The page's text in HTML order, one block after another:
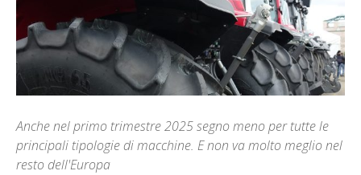
Anche nel primo trimestre 2025 segno meno per tutte le
principali tipologie di macchine. E non va molto meglio nel
resto dell'Europa